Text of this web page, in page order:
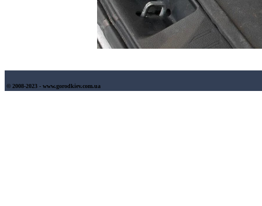
© 2008-2023 - www.gorodkiev.com.ua